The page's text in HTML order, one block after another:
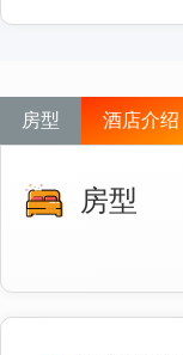
房型 酒店介绍
房型